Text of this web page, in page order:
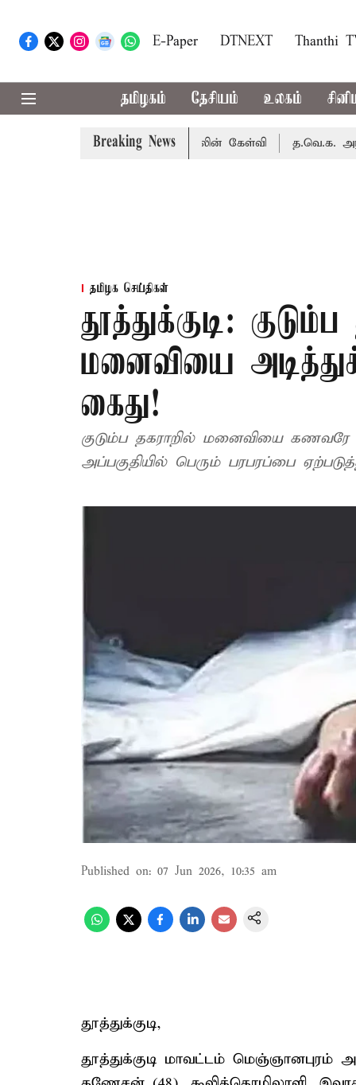
E-Paper DTNEXT Thanthi
தமிழகம் தேசியம் உலகம்
Breaking News
ஏன்? உதயநிதி ஸ்டாலின் கேள்வி த.வெ.க. அரசின்
தமிழக செய்திகள்
தூத்துக்குடி:
மனைவியை
கைது!
குடும்ப தகராறில் மனைவியை
அப்பகுதியில் பெரும் பரபரப்பை
Published on: 07 Jun 2026, 10:35 am
தூத்துக்குடி,
தூத்துக்குடி மாவட்டம்